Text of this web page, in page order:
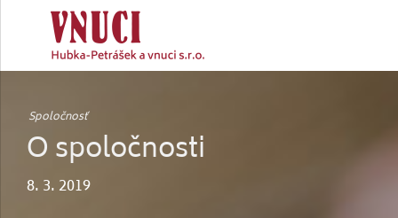
Spoločnosť
O spoločnosti
8. 3. 2019